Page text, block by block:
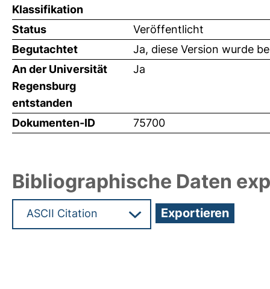
Klassifikation
Status
Veröffentlicht
Begutachtet
Ja, diese Version wurde
An der Universität
Regensburg
entstanden
Ja
Dokumenten-ID 75700
Bibliographische Daten